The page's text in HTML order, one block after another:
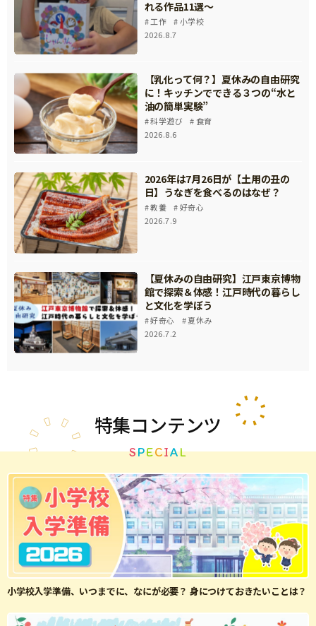
れる作品11選～
工作
小学校
2026.8.7
【乳化って何？】夏休みの自由研究
に！キッチンでできる３つの“水と
油の簡単実験”
科学遊び
食育
2026.8.6
2026年は7月26日が【土用の丑の
日】うなぎを食べるのはなぜ？
教養
好奇心
2026.7.9
【夏休みの自由研究】江戸東京博物
館で探索＆体感！江戸時代の暮らし
と文化を学ぼう
好奇心
夏休み
2026.7.2
特集コンテンツ
SPECIAL
小学校入学準備、いつまでに、なにが必要？ 身につけておきたいことは？